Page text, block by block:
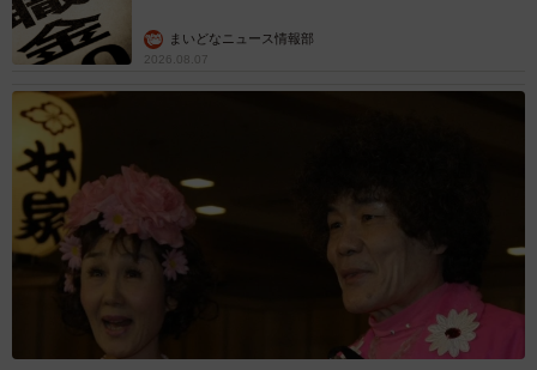
まいどなニュース情報部
2026.08.07